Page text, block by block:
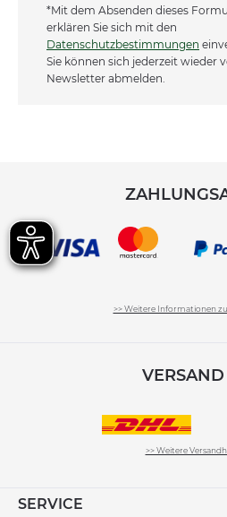
*Mit dem Absenden dieses
erklären Sie sich mit den
Datenschutzbestimmungen
Sie können sich jederzeit wieder
Newsletter abmelden.
>> Weitere Informationen
>> Weitere
SERVICE